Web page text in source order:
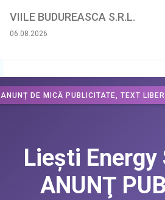
VIILE BUDUREASCA S.R.L.
06.08.2026
ANUNȚ DE MICĂ PUBLICITATE, TEXT LIBER